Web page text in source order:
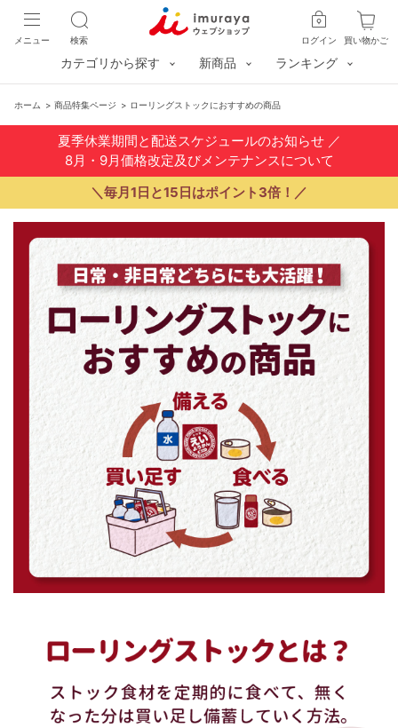
買い物かご
ログイン
検索
メニュー
カテゴリから探す 新商品 ランキング
ホーム > 商品特集ページ > ローリングストックにおすすめの商品
夏季休業期間と配送スケジュールのお知らせ／
8月・9月価格改定及びメンテナンスについて
＼毎月1日と15日はポイント3倍！／